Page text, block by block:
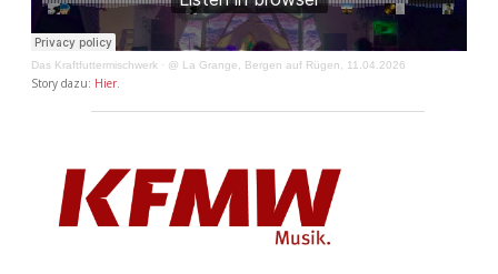
Das Kraftfuttermischwerk · @ La Grange, Bergen auf Rügen, 11.04.2026
Story dazu: Hier